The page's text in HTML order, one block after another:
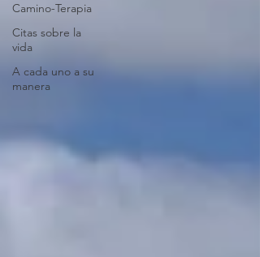
Camino-Terapia
Citas sobre la
vida
A cada uno a su
manera